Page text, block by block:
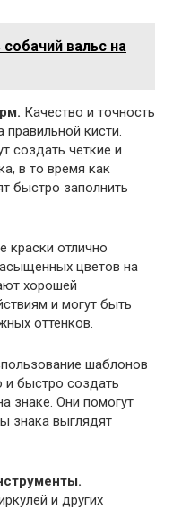
собачий вальс на
Качество и точность
правильной кисти.
создать четкие и
в то время как
быстро заполнить
краски отлично
цветов на
хорошей
и могут быть
оттенков.
шаблонов
и быстро создать
знаке. Они помогут
знака выглядят
и других